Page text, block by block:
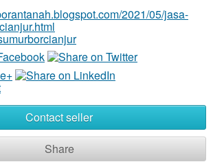
2021/05/jasa-
Contact seller
Share